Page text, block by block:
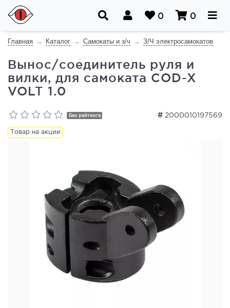
0 0
Главная Каталог Самокаты и з/ч З/Ч электросамокатов
Вынос/соединитель руля и
вилки, для самоката COD-X
VOLT 1.0
# 2000010197569
Без рейтинга
Товар на акции